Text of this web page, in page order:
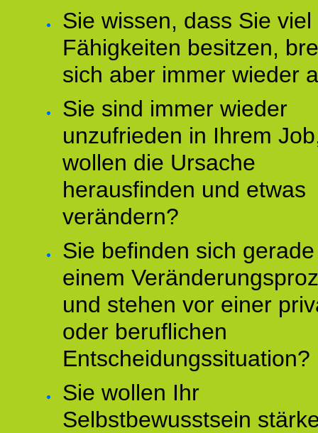
Sie wissen, dass Sie
Fähigkeiten besitzen,
sich aber immer wieder
Sie sind immer wieder
unzufrieden in Ihrem
wollen die Ursache
herausfinden und etwas
verändern?
Sie befinden sich
einem
und stehen vor einer
oder beruflichen
Entscheidungssituation?
Sie wollen Ihr
Selbstbewusstsein